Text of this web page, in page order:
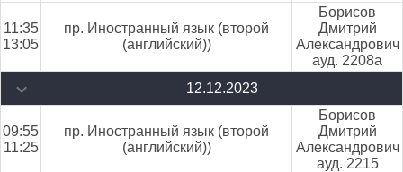
11:35
13:05
пр. Иностранный язык (второй
(английский))
Борисов
Дмитрий
Александрович
ауд. 2208а
12.12.2023
09:55
11:25
пр. Иностранный язык (второй
(английский))
Борисов
Дмитрий
Александрович
ауд. 2215